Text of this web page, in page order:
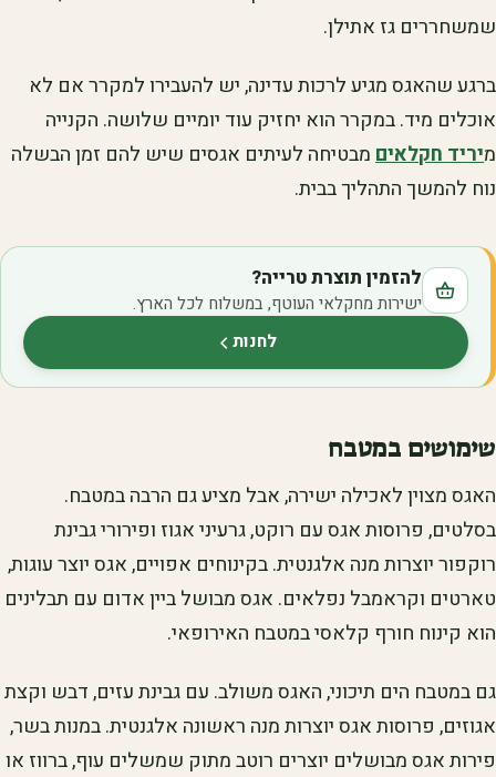
שמשחררים גז אתילן.
ברגע שהאגס מגיע לרכות עדינה, יש להעבירו למקרר אם לא
אוכלים מיד. במקרר הוא יחזיק עוד יומיים שלושה. הקנייה
מיריד חקלאיםמבטיחה לעיתים אגסים שיש להם זמן הבשלה
נוח להמשך התהליך בבית.
להזמין תוצרת טרייה?
ישירות מחקלאי העוטף, במשלוח לכל הארץ.
לחנות(נפתח בלשונית חדשה)
שימושים במטבח
האגס מצוין לאכילה ישירה, אבל מציע גם הרבה במטבח.
בסלטים, פרוסות אגס עם רוקט, גרעיני אגוז ופירורי גבינת
רוקפור יוצרות מנה אלגנטית. בקינוחים אפויים, אגס יוצר עוגות,
טארטים וקראמבל נפלאים. אגס מבושל ביין אדום עם תבלינים
הוא קינוח חורף קלאסי במטבח האירופאי.
גם במטבח הים תיכוני, האגס משולב. עם גבינת עזים, דבש וקצת
אגוזים, פרוסות אגס יוצרות מנה ראשונה אלגנטית. במנות בשר,
פירות אגס מבושלים יוצרים רוטב מתוק שמשלים עוף, ברווז או